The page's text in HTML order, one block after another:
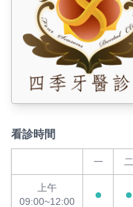
看診時間
一 二
上午
09:00~12:00